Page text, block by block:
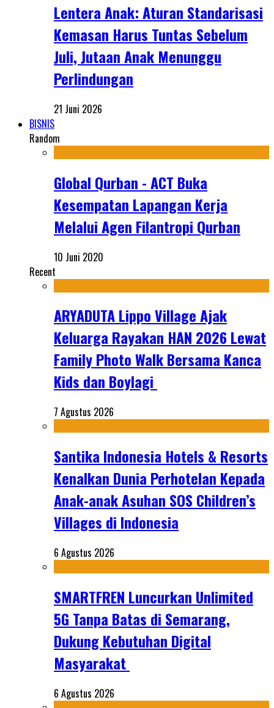
Lentera Anak: Aturan Standarisasi
Kemasan Harus Tuntas Sebelum
Juli, Jutaan Anak Menunggu
Perlindungan
21 Juni 2026
BISNIS
Random
Global Qurban - ACT Buka
Kesempatan Lapangan Kerja
Melalui Agen Filantropi Qurban
10 Juni 2020
Recent
ARYADUTA Lippo Village Ajak
Keluarga Rayakan HAN 2026 Lewat
Family Photo Walk Bersama Kanca
Kids dan Boylagi
7 Agustus 2026
Santika Indonesia Hotels & Resorts
Kenalkan Dunia Perhotelan Kepada
Anak-anak Asuhan SOS Children’s
Villages di Indonesia
6 Agustus 2026
SMARTFREN Luncurkan Unlimited
5G Tanpa Batas di Semarang,
Dukung Kebutuhan Digital
Masyarakat
6 Agustus 2026